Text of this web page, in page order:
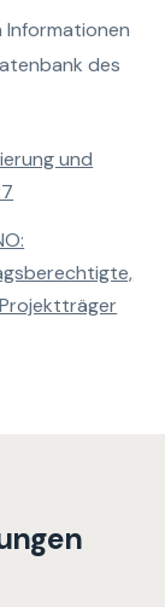
Informationen
des
und